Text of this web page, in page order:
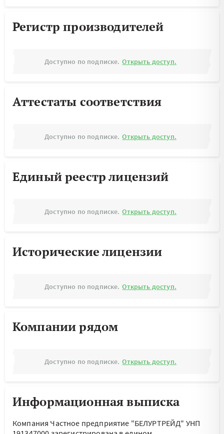
Регистр производителей
Доступно по подписке. Открыть доступ.
Аттестаты соответствия
Доступно по подписке. Открыть доступ.
Единый реестр лицензий
Доступно по подписке. Открыть доступ.
Исторические лицензии
Доступно по подписке. Открыть доступ.
Компании рядом
Доступно по подписке. Открыть доступ.
Информационная выписка
Компания Частное предприятие "БЕЛУРТРЕЙД" УНП